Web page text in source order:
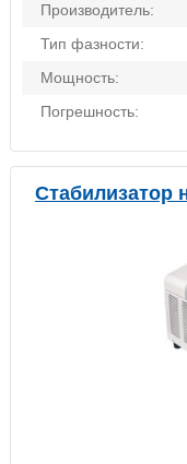
Производитель:
Тип фазности:
Мощность:
Погрешность:
Стабилизатор